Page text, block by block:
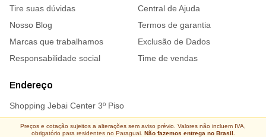
Tire suas dúvidas
Central de Ajuda
Nosso Blog
Termos de garantia
Marcas que trabalhamos
Exclusão de Dados
Responsabilidade social
Time de vendas
Endereço
Shopping Jebai Center 3º Piso
Preços e cotação sujeitos a alterações sem aviso prévio. Valores não incluem IVA,
obrigatório para residentes no Paraguai. Não fazemos entrega no Brasil.